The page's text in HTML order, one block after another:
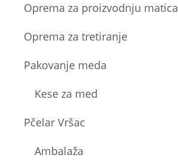
Oprema za proizvodnju matica
Oprema za tretiranje
Pakovanje meda
Kese za med
Pčelar Vršac
Ambalaža